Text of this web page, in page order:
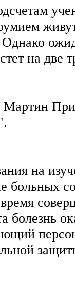
на две
на
больных
болезнь